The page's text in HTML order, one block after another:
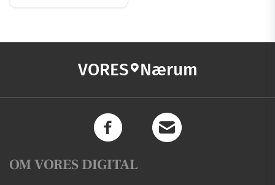
VORES Nærum
OM VORES DIGITAL